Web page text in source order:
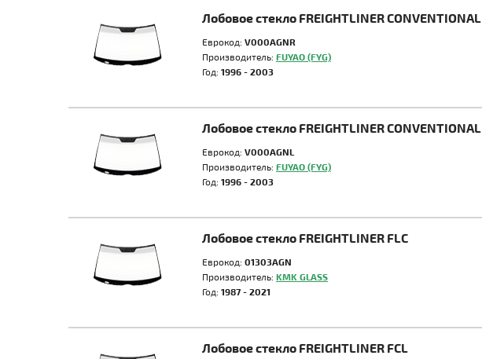
Лобовое стекло FREIGHTLINER CONVENTIONAL
Еврокод: V000AGNR
Производитель: FUYAO (FYG)
Год: 1996 - 2003
Лобовое стекло FREIGHTLINER CONVENTIONAL
Еврокод: V000AGNL
Производитель: FUYAO (FYG)
Год: 1996 - 2003
Лобовое стекло FREIGHTLINER FLC
Еврокод: 01303AGN
Производитель: KMK GLASS
Год: 1987 - 2021
Лобовое стекло FREIGHTLINER FCL